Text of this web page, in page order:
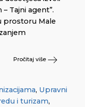
Tajni agent”.
prostoru Male
Pročitaj više
, Upravni
i turizam,